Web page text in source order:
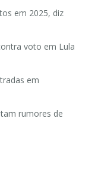
em 2025, diz
voto em Lula
em
rumores de